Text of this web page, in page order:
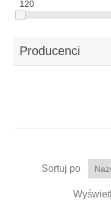
120
Producenci
Sortuj po
Wyświetl